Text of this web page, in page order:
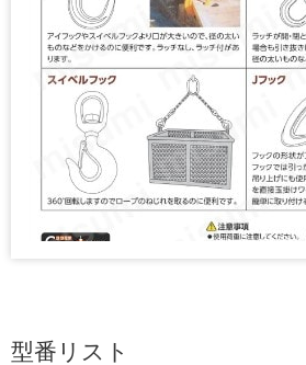
型番リスト